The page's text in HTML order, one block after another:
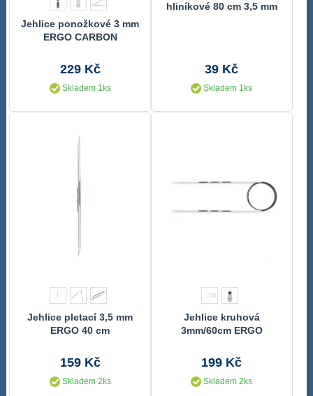
Jehlice ponožkové 3 mm
ERGO CARBON
229 Kč
Skladem 1ks
hliníkové 80 cm 3,5 mm
39 Kč
Skladem 1ks
Jehlice pletací 3,5 mm
ERGO 40 cm
159 Kč
Skladem 2ks
Jehlice kruhová
3mm/60cm ERGO
199 Kč
Skladem 2ks